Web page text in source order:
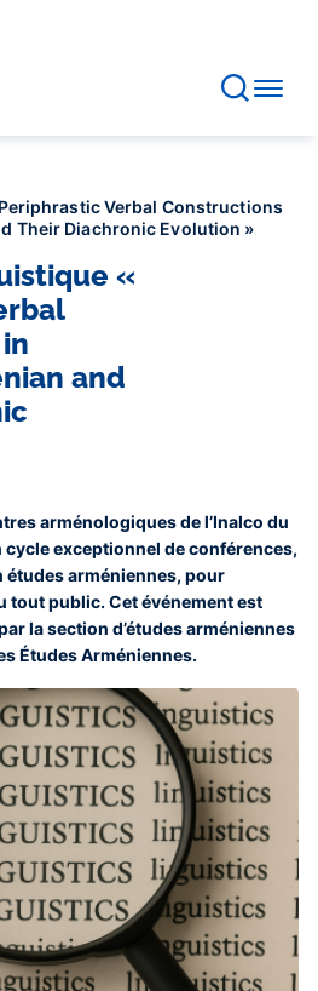
Verbal Constructions
Their Diachronic Evolution »
«
and
arménologiques de l’Inalco du
cycle exceptionnel de conférences,
études arméniennes, pour
tout public. Cet événement est
la section d’études arméniennes
Études Arméniennes.